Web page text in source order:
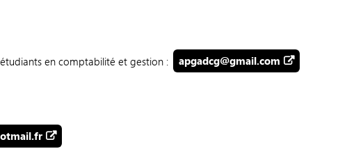
en comptabilité et gestion : apgadcg@gmail.com